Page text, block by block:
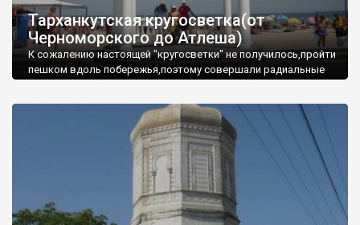
Тарханкутская кругосветка(от
Черноморского до Атлеша)
К сожалению настоящей "кругосветки" не получилось,пройти
пешком вдоль побережья,поэтому совершали радиальные